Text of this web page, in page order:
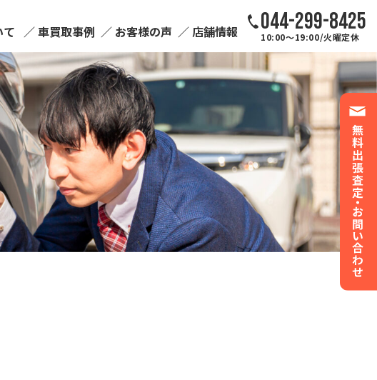
車買取事例 お客様の声 店舗情報 044-299-8425
10:00～19:00/火曜定休